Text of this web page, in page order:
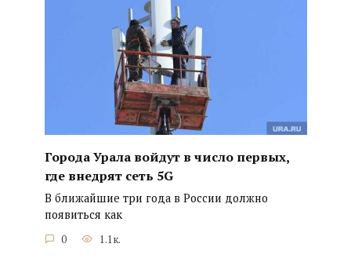
Города Урала войдут в число первых,
где внедрят сеть 5G
В ближайшие три года в России должно
появиться как
0 1.1к.